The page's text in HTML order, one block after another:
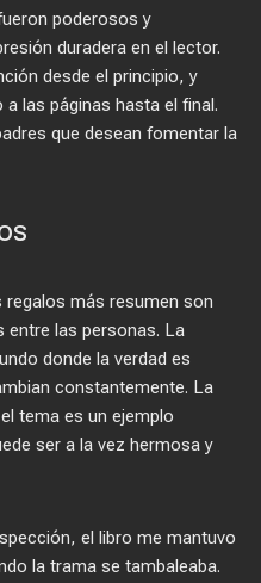
poderosos y
duradera en el lector.
desde el principio, y
las páginas hasta el final.
que desean fomentar la
más resumen son
entre las personas. La
donde la verdad es
constantemente. La
tema es un ejemplo
ser a la vez hermosa y
el libro me mantuvo
la trama se tambaleaba.